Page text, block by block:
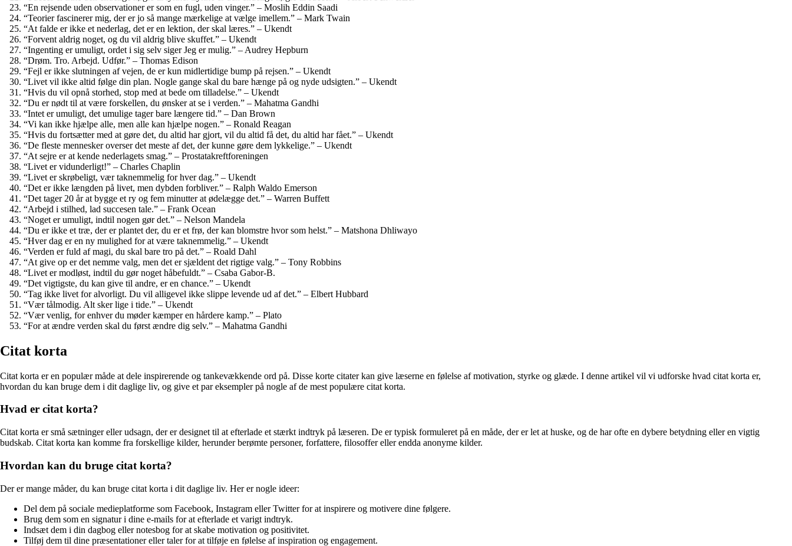
“En rejsende uden observationer er som en fugl, uden vinger.” – Moslih Eddin Saadi
“Teorier fascinerer mig, der er jo så mange mærkelige at vælge imellem.” – Mark Twain
“At falde er ikke et nederlag, det er en lektion, der skal læres.” – Ukendt
“Forvent aldrig noget, og du vil aldrig blive skuffet.” – Ukendt
“Ingenting er umuligt, ordet i sig selv siger Jeg er mulig.” – Audrey Hepburn
“Drøm. Tro. Arbejd. Udfør.” – Thomas Edison
“Fejl er ikke slutningen af ​​vejen, de er kun midlertidige bump på rejsen.” – Ukendt
“Livet vil ikke altid følge din plan. Nogle gange skal du bare hænge på og nyde udsigten.” – Ukendt
“Hvis du vil opnå storhed, stop med at bede om tilladelse.” – Ukendt
“Du er nødt til at være forskellen, du ønsker at se i verden.” – Mahatma Gandhi
“Intet er umuligt, det umulige tager bare længere tid.” – Dan Brown
“Vi kan ikke hjælpe alle, men alle kan hjælpe nogen.” – Ronald Reagan
“Hvis du fortsætter med at gøre det, du altid har gjort, vil du altid få det, du altid har fået.” – Ukendt
“De fleste mennesker overser det meste af det, der kunne gøre dem lykkelige.” – Ukendt
“At sejre er at kende nederlagets smag.” – Prostatakreftforeningen
“Livet er vidunderligt!” – Charles Chaplin
“Livet er skrøbeligt, vær taknemmelig for hver dag.” – Ukendt
“Det er ikke længden på livet, men dybden forbliver.” – Ralph Waldo Emerson
“Det tager 20 år at bygge et ry og fem minutter at ødelægge det.” – Warren Buffett
“Arbejd i stilhed, lad succesen tale.” – Frank Ocean
“Noget er umuligt, indtil nogen gør det.” – Nelson Mandela
“Du er ikke et træ, der er plantet der, du er et frø, der kan blomstre hvor som helst.” – Matshona Dhliwayo
“Hver dag er en ny mulighed for at være taknemmelig.” – Ukendt
“Verden er fuld af magi, du skal bare tro på det.” – Roald Dahl
“At give op er det nemme valg, men det er sjældent det rigtige valg.” – Tony Robbins
“Livet er modløst, indtil du gør noget håbefuldt.” – Csaba Gabor-B.
“Det vigtigste, du kan give til andre, er en chance.” – Ukendt
“Tag ikke livet for alvorligt. Du vil alligevel ikke slippe levende ud af det.” – Elbert Hubbard
“Vær tålmodig. Alt sker lige i tide.” – Ukendt
“Vær venlig, for enhver du møder kæmper en hårdere kamp.” – Plato
“For at ændre verden skal du først ændre dig selv.” – Mahatma Gandhi
Citat korta
Citat korta er en populær måde at dele inspirerende og tankevækkende ord på. Disse korte citater kan give læserne en følelse af motivation, styrke og glæde. I denne artikel vil vi udforske hvad citat korta er,
hvordan du kan bruge dem i dit daglige liv, og give et par eksempler på nogle af de mest populære citat korta.
Hvad er citat korta?
Citat korta er små sætninger eller udsagn, der er designet til at efterlade et stærkt indtryk på læseren. De er typisk formuleret på en måde, der er let at huske, og de har ofte en dybere betydning eller en vigtig
budskab. Citat korta kan komme fra forskellige kilder, herunder berømte personer, forfattere, filosoffer eller endda anonyme kilder.
Hvordan kan du bruge citat korta?
Der er mange måder, du kan bruge citat korta i dit daglige liv. Her er nogle ideer:
Del dem på sociale medieplatforme som Facebook, Instagram eller Twitter for at inspirere og motivere dine følgere.
Brug dem som en signatur i dine e-mails for at efterlade et varigt indtryk.
Indsæt dem i din dagbog eller notesbog for at skabe motivation og positivitet.
Tilføj dem til dine præsentationer eller taler for at tilføje en følelse af inspiration og engagement.